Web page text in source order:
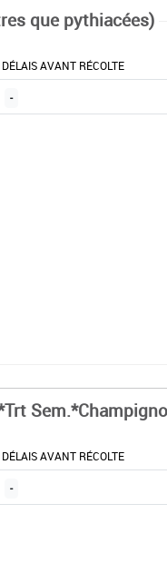
que pythiacées)
DÉLAIS AVANT RÉCOLTE
-
DÉLAIS AVANT RÉCOLTE
-